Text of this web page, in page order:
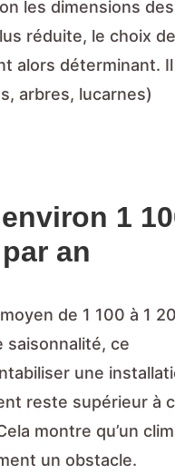
les dimensions des
réduite, le choix de
alors déterminant. Il
arbres, lucarnes)
1
an
de 1 100 à 1
saisonnalité, ce
une
reste supérieur à
montre qu’un
un obstacle.